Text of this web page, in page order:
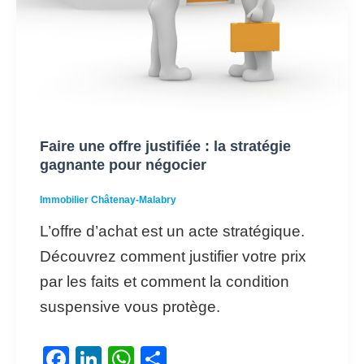
Faire une offre justifiée : la stratégie
gagnante pour négocier
Immobilier Châtenay-Malabry
L’offre d’achat est un acte stratégique.
Découvrez comment justifier votre prix
par les faits et comment la condition
suspensive vous protège.